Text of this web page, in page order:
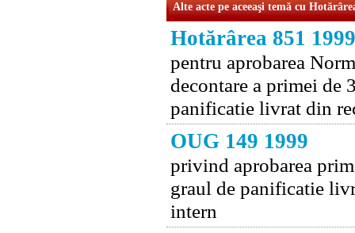
Alte acte pe aceeaşi temă cu
Hotărârea 851 1999
pentru aprobarea
decontare a primei
panificatie livrat din
OUG 149 1999
privind aprobarea
graul de panificatie
intern